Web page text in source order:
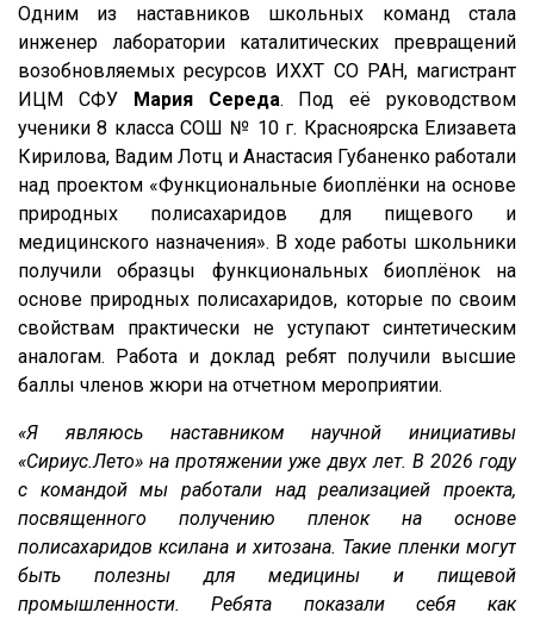
Одним из наставников школьных команд стала
инженер лаборатории каталитических превращений
возобновляемых ресурсов ИХХТ СО РАН, магистрант
ИЦМ СФУ Мария Середа. Под её руководством
ученики 8 класса СОШ № 10 г. Красноярска Елизавета
Кирилова, Вадим Лотц и Анастасия Губаненко работали
над проектом «Функциональные биоплёнки на основе
природных полисахаридов для пищевого и
медицинского назначения». В ходе работы школьники
получили образцы функциональных биоплёнок на
основе природных полисахаридов, которые по своим
свойствам практически не уступают синтетическим
аналогам. Работа и доклад ребят получили высшие
баллы членов жюри на отчетном мероприятии.
«Я являюсь наставником научной инициативы
«Сириус.Лето» на протяжении уже двух лет. В 2026 году
с командой мы работали над реализацией проекта,
посвященного получению пленок на основе
полисахаридов ксилана и хитозана. Такие пленки могут
быть полезны для медицины и пищевой
промышленности. Ребята показали себя как